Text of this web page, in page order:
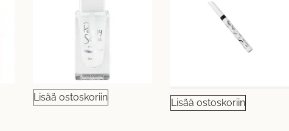
Lisää ostoskoriin
Lisää ostoskoriin